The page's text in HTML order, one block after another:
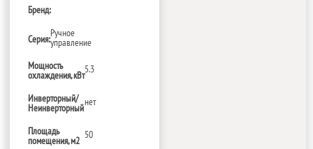
Бренд:
Серия:
Ручное
управление
Мощность
охлаждения, кВт
5.3
Инверторный/
Неинверторный
нет
Площадь
помещения, м2
50